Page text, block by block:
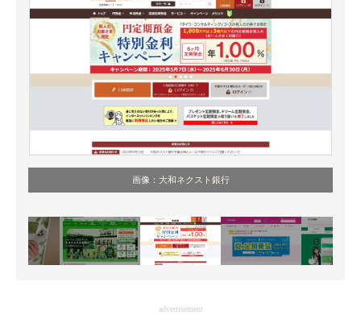
画像： 大和ネクスト銀行
advertisement